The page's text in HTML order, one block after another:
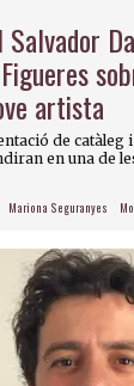
Salvador
artista
de catàleg
en una de
Mariona Seguranyes